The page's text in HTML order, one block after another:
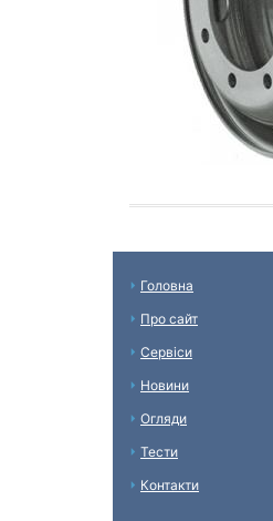
Головна
Про сайт
Сервіси
Новини
Огляди
Тести
Контакти